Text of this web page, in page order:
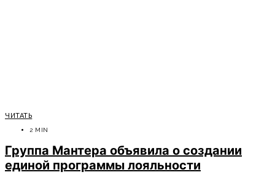
ЧИТАТЬ
2 MIN
Группа Мантера объявила о создании
единой программы лояльности